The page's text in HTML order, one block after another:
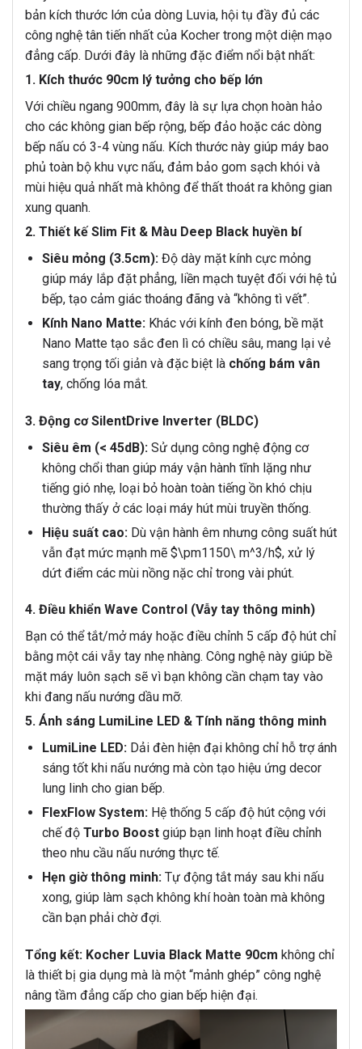
bản kích thước lớn của dòng Luvia, hội tụ đầy đủ các
công nghệ tân tiến nhất của Kocher trong một diện mạo
đẳng cấp. Dưới đây là những đặc điểm nổi bật nhất:
1. Kích thước 90cm lý tưởng cho bếp lớn
Với chiều ngang 900mm, đây là sự lựa chọn hoàn hảo
cho các không gian bếp rộng, bếp đảo hoặc các dòng
bếp nấu có 3-4 vùng nấu. Kích thước này giúp máy bao
phủ toàn bộ khu vực nấu, đảm bảo gom sạch khói và
mùi hiệu quả nhất mà không để thất thoát ra không gian
xung quanh.
2. Thiết kế Slim Fit & Màu Deep Black huyền bí
Siêu mỏng (3.5cm):Độ dày mặt kính cực mỏng
giúp máy lắp đặt phẳng, liền mạch tuyệt đối với hệ tủ
bếp, tạo cảm giác thoáng đãng và “không tì vết”.
Kính Nano Matte:Khác với kính đen bóng, bề mặt
Nano Matte tạo sắc đen lì có chiều sâu, mang lại vẻ
sang trọng tối giản và đặc biệt là chống bám vân
tay, chống lóa mắt.
3. Động cơ SilentDrive Inverter (BLDC)
Siêu êm (< 45dB):Sử dụng công nghệ động cơ
không chổi than giúp máy vận hành tĩnh lặng như
tiếng gió nhẹ, loại bỏ hoàn toàn tiếng ồn khó chịu
thường thấy ở các loại máy hút mùi truyền thống.
Hiệu suất cao:Dù vận hành êm nhưng công suất hút
vẫn đạt mức mạnh mẽ $\pm1150\ m^3/h$, xử lý
dứt điểm các mùi nồng nặc chỉ trong vài phút.
4. Điều khiển Wave Control (Vẫy tay thông minh)
Bạn có thể tắt/mở máy hoặc điều chỉnh 5 cấp độ hút chỉ
bằng một cái vẫy tay nhẹ nhàng. Công nghệ này giúp bề
mặt máy luôn sạch sẽ vì bạn không cần chạm tay vào
khi đang nấu nướng dầu mỡ.
5. Ánh sáng LumiLine LED & Tính năng thông minh
LumiLine LED:Dải đèn hiện đại không chỉ hỗ trợ ánh
sáng tốt khi nấu nướng mà còn tạo hiệu ứng decor
lung linh cho gian bếp.
FlexFlow System:Hệ thống 5 cấp độ hút cộng với
chế độ Turbo Boostgiúp bạn linh hoạt điều chỉnh
theo nhu cầu nấu nướng thực tế.
Hẹn giờ thông minh:Tự động tắt máy sau khi nấu
xong, giúp làm sạch không khí hoàn toàn mà không
cần bạn phải chờ đợi.
Tổng kết: Kocher Luvia Black Matte 90cm không chỉ
là thiết bị gia dụng mà là một “mảnh ghép” công nghệ
nâng tầm đẳng cấp cho gian bếp hiện đại.